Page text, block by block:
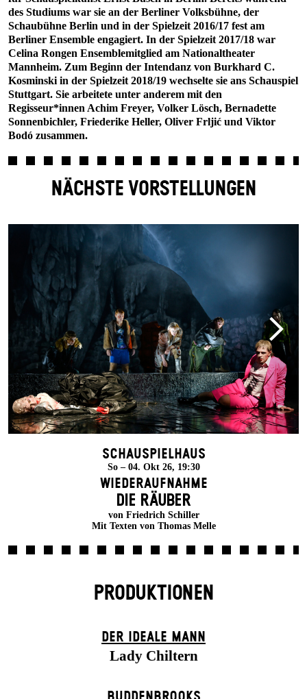
des Studiums war sie an der Berliner Volksbühne, der
Schaubühne Berlin und in der Spielzeit 2016/17 fest am
Berliner Ensemble engagiert. In der Spielzeit 2017/18 war
Celina Rongen Ensemblemitglied am Nationaltheater
Mannheim. Zum Beginn der Intendanz von Burkhard C.
Kosminski in der Spielzeit 2018/19 wechselte sie ans Schauspiel
Stuttgart. Sie arbeitete unter anderem mit den
Regisseur*innen Achim Freyer, Volker Lösch, Bernadette
Sonnenbichler, Friederike Heller, Oliver Frljić und Viktor
Bodó zusammen.
NÄCHSTE VORSTELLUNGEN
Schauspielhaus
So – 04. Okt 26, 19:30
Wiederaufnahme
DIE RÄUBER
von Friedrich Schiller
Mit Texten von Thomas Melle
PRODUKTIONEN
DER IDEALE MANN
Lady Chiltern